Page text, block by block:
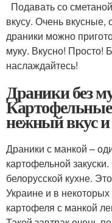
Подавать со
вкусу. Очень
драники можно
муку. Вкусно! Просто!
наслаждайтесь!
Драники без
нежный вкус
Драники с манкой –
картофельной
белорусской кухне.
Украине и в
картофеля с манкой